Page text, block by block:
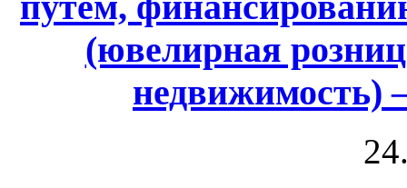
(ювелирная
недвижимость)